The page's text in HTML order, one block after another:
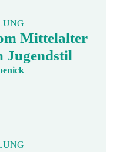
Mittelalter
Jugendstil